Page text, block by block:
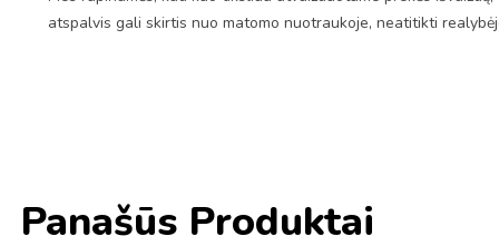
atspalvis gali skirtis nuo matomo nuotraukoje, neatitikti
Panašūs Produktai